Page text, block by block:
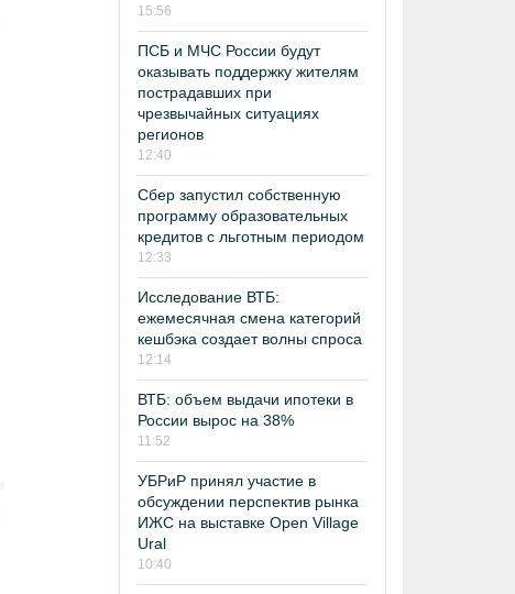
15:56
ПСБ и МЧС России будут
оказывать поддержку жителям
пострадавших при
чрезвычайных ситуациях
регионов
12:40
Сбер запустил собственную
программу образовательных
кредитов с льготным периодом
12:33
Исследование ВТБ:
ежемесячная смена категорий
кешбэка создает волны спроса
12:14
ВТБ: объем выдачи ипотеки в
России вырос на 38%
11:52
УБРиР принял участие в
обсуждении перспектив рынка
ИЖС на выставке Open Village
Ural
10:40